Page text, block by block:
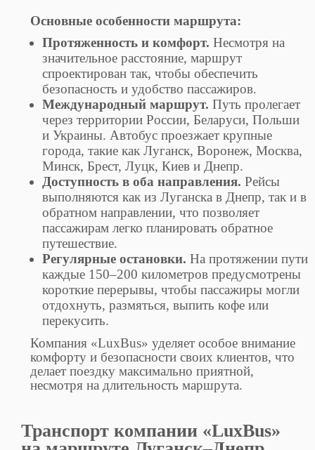
Основные особенности маршрута:
Протяженность и комфорт. Несмотря на
значительное расстояние, маршрут
спроектирован так, чтобы обеспечить
безопасность и удобство пассажиров.
Международный маршрут. Путь пролегает
через территории России, Беларуси, Польши
и Украины. Автобус проезжает крупные
города, такие как Луганск, Воронеж, Москва,
Минск, Брест, Луцк, Киев и Днепр.
Доступность в оба направления. Рейсы
выполняются как из Луганска в Днепр, так и в
обратном направлении, что позволяет
пассажирам легко планировать обратное
путешествие.
Регулярные остановки. На протяжении пути
каждые 150–200 километров предусмотрены
короткие перерывы, чтобы пассажиры могли
отдохнуть, размяться, выпить кофе или
перекусить.
Компания «LuxBus» уделяет особое внимание
комфорту и безопасности своих клиентов, что
делает поездку максимально приятной,
несмотря на длительность маршрута.
Транспорт компании «LuxBus»